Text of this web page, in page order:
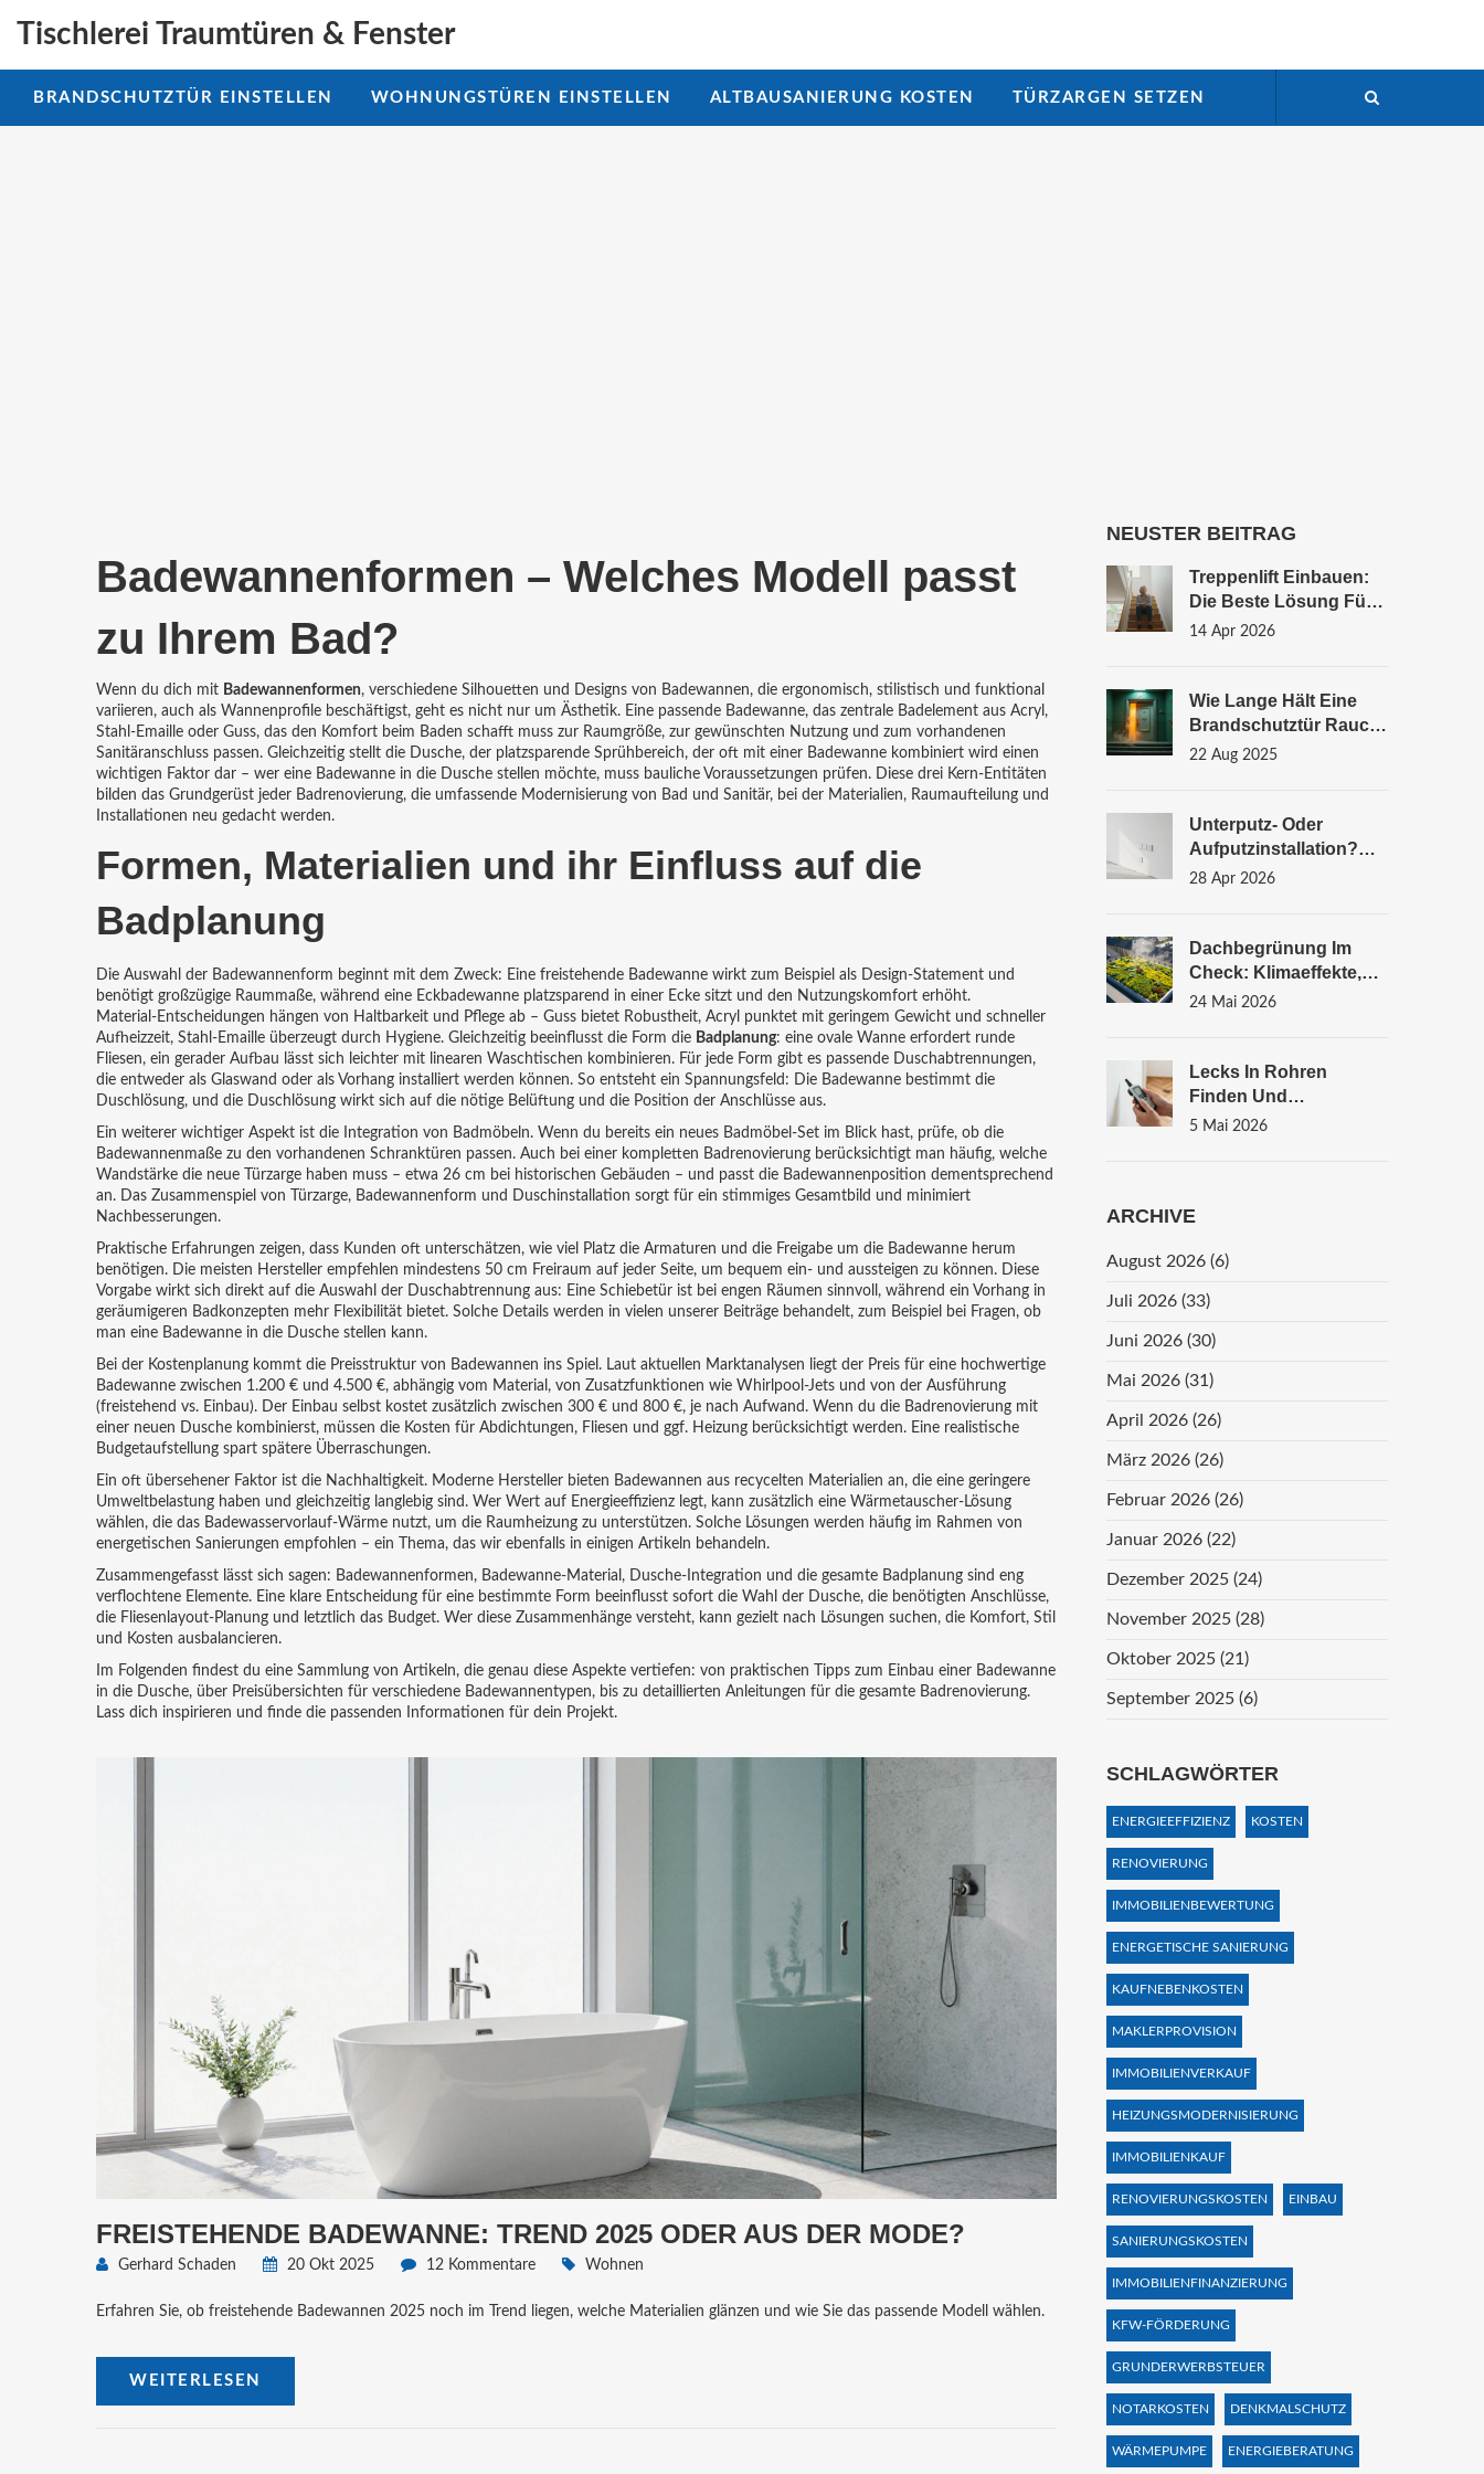
Tischlerei Traumtüren & Fenster
BRANDSCHUTZTÜR EINSTELLEN WOHNUNGSTÜREN EINSTELLEN ALTBAUSANIERUNG KOSTEN TÜRZARGEN SETZEN
Badewannenformen – Welches Modell passt
zu Ihrem Bad?
Wenn du dich mit Badewannenformen, verschiedene Silhouetten und Designs von Badewannen, die ergonomisch, stilistisch und funktional
variieren, auch als Wannenprofile beschäftigst, geht es nicht nur um Ästhetik. Eine passende Badewanne, das zentrale Badelement aus Acryl,
Stahl-Emaille oder Guss, das den Komfort beim Baden schafft muss zur Raumgröße, zur gewünschten Nutzung und zum vorhandenen
Sanitäranschluss passen. Gleichzeitig stellt die Dusche, der platzsparende Sprühbereich, der oft mit einer Badewanne kombiniert wird einen
wichtigen Faktor dar – wer eine Badewanne in die Dusche stellen möchte, muss bauliche Voraussetzungen prüfen. Diese drei Kern‑Entitäten
bilden das Grundgerüst jeder Badrenovierung, die umfassende Modernisierung von Bad und Sanitär, bei der Materialien, Raumaufteilung und
Installationen neu gedacht werden.
Formen, Materialien und ihr Einfluss auf die
Badplanung
Die Auswahl der Badewannenform beginnt mit dem Zweck: Eine freistehende Badewanne wirkt zum Beispiel als Design‑Statement und
benötigt großzügige Raummaße, während eine Eckbadewanne platzsparend in einer Ecke sitzt und den Nutzungskomfort erhöht.
Material‑Entscheidungen hängen von Haltbarkeit und Pflege ab – Guss bietet Robustheit, Acryl punktet mit geringem Gewicht und schneller
Aufheizzeit, Stahl‑Emaille überzeugt durch Hygiene. Gleichzeitig beeinflusst die Form die Badplanung: eine ovale Wanne erfordert runde
Fliesen, ein gerader Aufbau lässt sich leichter mit linearen Waschtischen kombinieren. Für jede Form gibt es passende Duschabtrennungen,
die entweder als Glaswand oder als Vorhang installiert werden können. So entsteht ein Spannungsfeld: Die Badewanne bestimmt die
Duschlösung, und die Duschlösung wirkt sich auf die nötige Belüftung und die Position der Anschlüsse aus.
Ein weiterer wichtiger Aspekt ist die Integration von Badmöbeln. Wenn du bereits ein neues Badmöbel‑Set im Blick hast, prüfe, ob die
Badewannenmaße zu den vorhandenen Schranktüren passen. Auch bei einer kompletten Badrenovierung berücksichtigt man häufig, welche
Wandstärke die neue Türzarge haben muss – etwa 26 cm bei historischen Gebäuden – und passt die Badewannenposition dementsprechend
an. Das Zusammenspiel von Türzarge, Badewannenform und Duschinstallation sorgt für ein stimmiges Gesamtbild und minimiert
Nachbesserungen.
Praktische Erfahrungen zeigen, dass Kunden oft unterschätzen, wie viel Platz die Armaturen und die Freigabe um die Badewanne herum
benötigen. Die meisten Hersteller empfehlen mindestens 50 cm Freiraum auf jeder Seite, um bequem ein- und aussteigen zu können. Diese
Vorgabe wirkt sich direkt auf die Auswahl der Duschabtrennung aus: Eine Schiebetür ist bei engen Räumen sinnvoll, während ein Vorhang in
geräumigeren Badkonzepten mehr Flexibilität bietet. Solche Details werden in vielen unserer Beiträge behandelt, zum Beispiel bei Fragen, ob
man eine Badewanne in die Dusche stellen kann.
Bei der Kostenplanung kommt die Preisstruktur von Badewannen ins Spiel. Laut aktuellen Marktanalysen liegt der Preis für eine hochwertige
Badewanne zwischen 1.200 € und 4.500 €, abhängig vom Material, von Zusatzfunktionen wie Whirlpool‑Jets und von der Ausführung
(freistehend vs. Einbau). Der Einbau selbst kostet zusätzlich zwischen 300 € und 800 €, je nach Aufwand. Wenn du die Badrenovierung mit
einer neuen Dusche kombinierst, müssen die Kosten für Abdichtungen, Fliesen und ggf. Heizung berücksichtigt werden. Eine realistische
Budgetaufstellung spart spätere Überraschungen.
Ein oft übersehener Faktor ist die Nachhaltigkeit. Moderne Hersteller bieten Badewannen aus recycelten Materialien an, die eine geringere
Umweltbelastung haben und gleichzeitig langlebig sind. Wer Wert auf Energieeffizienz legt, kann zusätzlich eine Wärmetauscher‑Lösung
wählen, die das Badewasservorlauf‑Wärme nutzt, um die Raumheizung zu unterstützen. Solche Lösungen werden häufig im Rahmen von
energetischen Sanierungen empfohlen – ein Thema, das wir ebenfalls in einigen Artikeln behandeln.
Zusammengefasst lässt sich sagen: Badewannenformen, Badewanne‑Material, Dusche‑Integration und die gesamte Badplanung sind eng
verflochtene Elemente. Eine klare Entscheidung für eine bestimmte Form beeinflusst sofort die Wahl der Dusche, die benötigten Anschlüsse,
die Fliesenlayout‑Planung und letztlich das Budget. Wer diese Zusammenhänge versteht, kann gezielt nach Lösungen suchen, die Komfort, Stil
und Kosten ausbalancieren.
Im Folgenden findest du eine Sammlung von Artikeln, die genau diese Aspekte vertiefen: von praktischen Tipps zum Einbau einer Badewanne
in die Dusche, über Preisübersichten für verschiedene Badewannentypen, bis zu detaillierten Anleitungen für die gesamte Badrenovierung.
Lass dich inspirieren und finde die passenden Informationen für dein Projekt.
FREISTEHENDE BADEWANNE: TREND 2025 ODER AUS DER MODE?
Gerhard Schaden 20 Okt 2025 12 Kommentare Wohnen
Erfahren Sie, ob freistehende Badewannen 2025 noch im Trend liegen, welche Materialien glänzen und wie Sie das passende Modell wählen.
WEITERLESEN
NEUSTER BEITRAG
Treppenlift Einbauen:
Die Beste Lösung Für
Senioren Und
14 Apr 2026
Wie Lange Hält Eine
Brandschutztür Rauch
Und Hitze Auf? Zeiten,
22 Aug 2025
Unterputz- Oder
Aufputzinstallation?
Der Große Vergleich
28 Apr 2026
Dachbegrünung Im
Check: Klimaeffekte,
Pflege-Realität Und
24 Mai 2026
Lecks In Rohren
Finden Und
Reparieren: Der
5 Mai 2026
ARCHIVE
August 2026 (6)
Juli 2026 (33)
Juni 2026 (30)
Mai 2026 (31)
April 2026 (26)
März 2026 (26)
Februar 2026 (26)
Januar 2026 (22)
Dezember 2025 (24)
November 2025 (28)
Oktober 2025 (21)
September 2025 (6)
SCHLAGWÖRTER
ENERGIEEFFIZIENZ KOSTEN
RENOVIERUNG
IMMOBILIENBEWERTUNG
ENERGETISCHE SANIERUNG
KAUFNEBENKOSTEN
MAKLERPROVISION
IMMOBILIENVERKAUF
HEIZUNGSMODERNISIERUNG
IMMOBILIENKAUF
RENOVIERUNGSKOSTEN EINBAU
SANIERUNGSKOSTEN
IMMOBILIENFINANZIERUNG
KFW-FÖRDERUNG
GRUNDERWERBSTEUER
NOTARKOSTEN DENKMALSCHUTZ
WÄRMEPUMPE ENERGIEBERATUNG